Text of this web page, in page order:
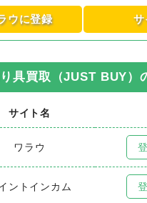
ウに登録 サ
具買取（JUST BUY）